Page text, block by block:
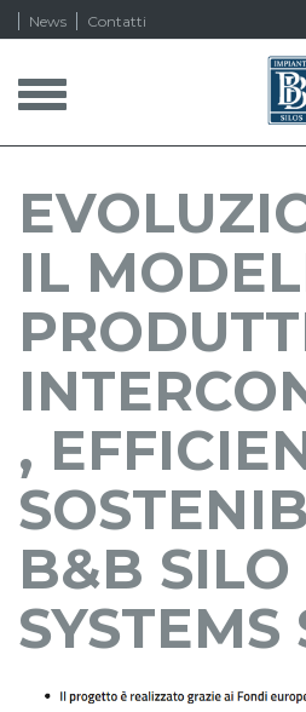
News Contatti
T
o
e
n
a
i
g
i
IL
,
B&B SILO
SYSTEMS